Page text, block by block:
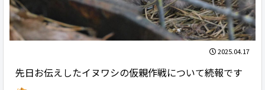
2025.04.17
先日お伝えしたイヌワシの仮親作戦について続報です